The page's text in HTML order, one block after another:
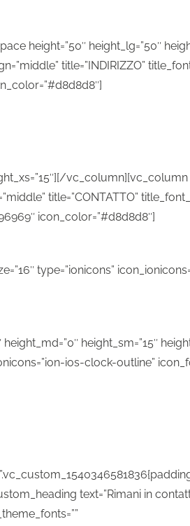
height=”50″ height_lg=”50″
title=”INDIRIZZO”
title=”CONTATTO”
icon_color=”#d8d8d8″]
type=”ionicons”
height_sm=”15″
ios-clock-outline”
text=”Rimani in